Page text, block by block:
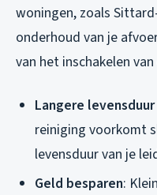
woningen, zoals
onderhoud van je
van het inschakelen
Langere
reiniging voorkomt
levensduur van je
Geld besparen: